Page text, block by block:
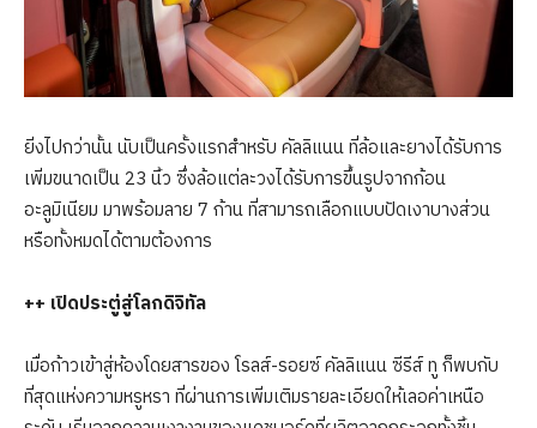
ยิ่งไปกว่านั้น นับเป็นครั้งแรกสำหรับ คัลลิแนน ที่ล้อและยางได้รับการ
เพิ่มขนาดเป็น 23 นิ้ว ซึ่งล้อแต่ละวงได้รับการขึ้นรูปจากก้อน
อะลูมิเนียม มาพร้อมลาย 7 ก้าน ที่สามารถเลือกแบบปัดเงาบางส่วน
หรือทั้งหมดได้ตามต้องการ
++ เปิดประตู่สู่โลกดิจิทัล
เมื่อก้าวเข้าสู่ห้องโดยสารของ โรลส์-รอยซ์ คัลลิแนน ซีรีส์ ทู ก็พบกับ
ที่สุดแห่งความหรูหรา ที่ผ่านการเพิ่มเติมรายละเอียดให้เลอค่าเหนือ